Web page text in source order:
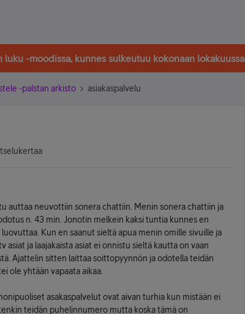
luku -moodissa, kunnes sulkeutuu kokonaan lokakuussa
-palstan arkisto asiakaspalvelu
auttaa neuvottiin sonera chattiin. Menin sonera chattiin ja
n. 43 min. Jonotin melkein kaksi tuntia kunnes en
Kun en saanut sieltä apua menin omille sivuille ja
ja laajakaista asiat ei onnistu sieltä kautta on vaan
Ajattelin sitten laittaa soittopyynnön ja odotella teidän
ole yhtään vapaata aikaa.
asakaspalvelut ovat aivan turhia kun mistään ei
teidän puhelinnumero mutta koska tämä on